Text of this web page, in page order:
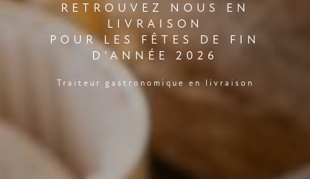
RETROUVEZ NOUS EN
LIVRAISON
POUR LES FÊTES DE FIN
D'ANNÉE 2026
Traiteur gastronomique en livraison